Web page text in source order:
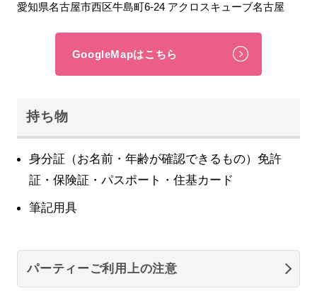
愛知県名古屋市西区牛島町6-24 アクロスキューブ名古屋
GoogleMapはこちら
持ち物
身分証（お名前・年齢が確認できるもの）免許
証・保険証・パスポート・住基カード
筆記用具
パーティーご利用上の注意